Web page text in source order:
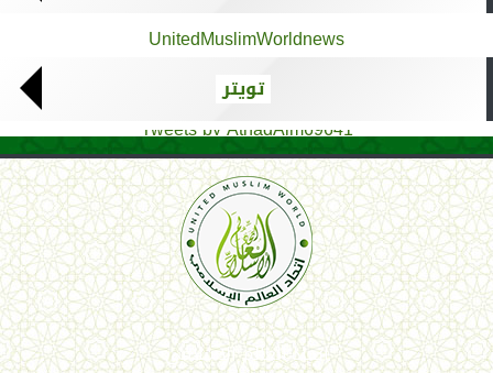
UnitedMuslimWorldnews
تويتر
Tweets by AthadAlm69641
اتحاد العالم الإسلامي